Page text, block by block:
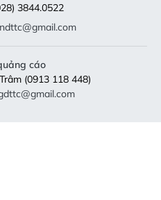
3844.0522
cáo
(0913 118 448)